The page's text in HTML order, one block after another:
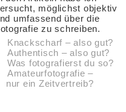
möglichst objektiv
umfassend über die
zu schreiben.
Knackscharf – also gut?
Authentisch – also gut?
Was fotografierst du so?
Amateurfotografie –
nur ein Zeitvertreib?